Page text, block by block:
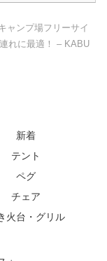
ャンプ場フリーサイ
れに最適！ – KABU
新着
テント
ペグ
チェア
火台・グリル